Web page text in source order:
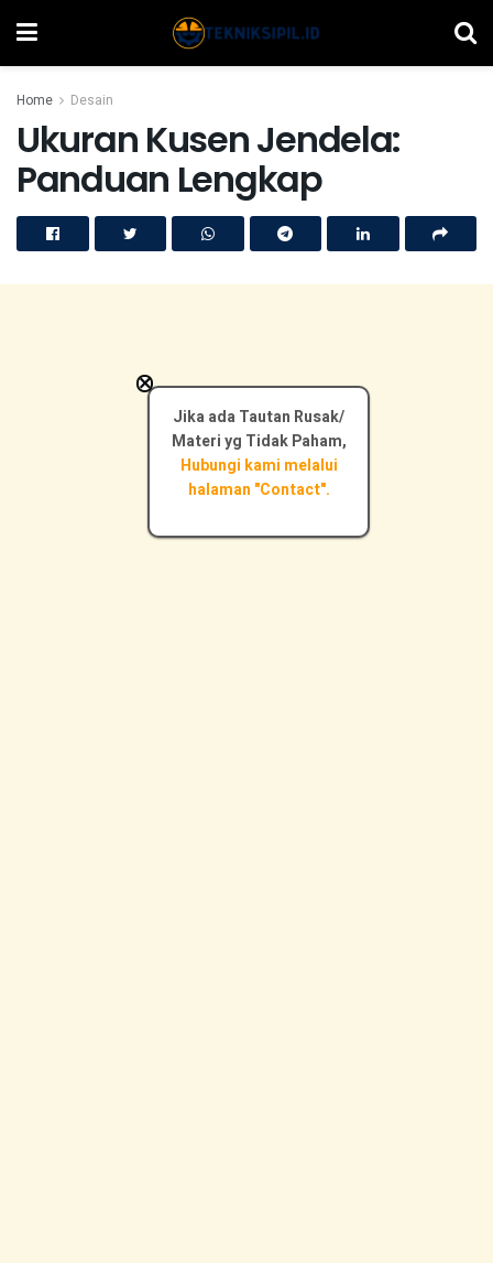
Home Desain
Ukuran Kusen Jendela:
Panduan Lengkap
Jika ada Tautan Rusak/
Materi yg Tidak Paham,
Hubungi kami melalui
halaman "Contact".
×